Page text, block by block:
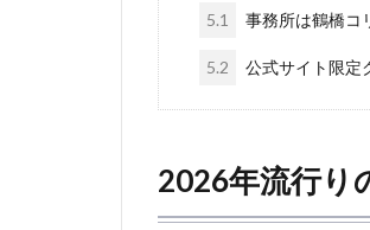
5.1 事務所は鶴橋コ
5.2 公式サイト限定
2026年流行り